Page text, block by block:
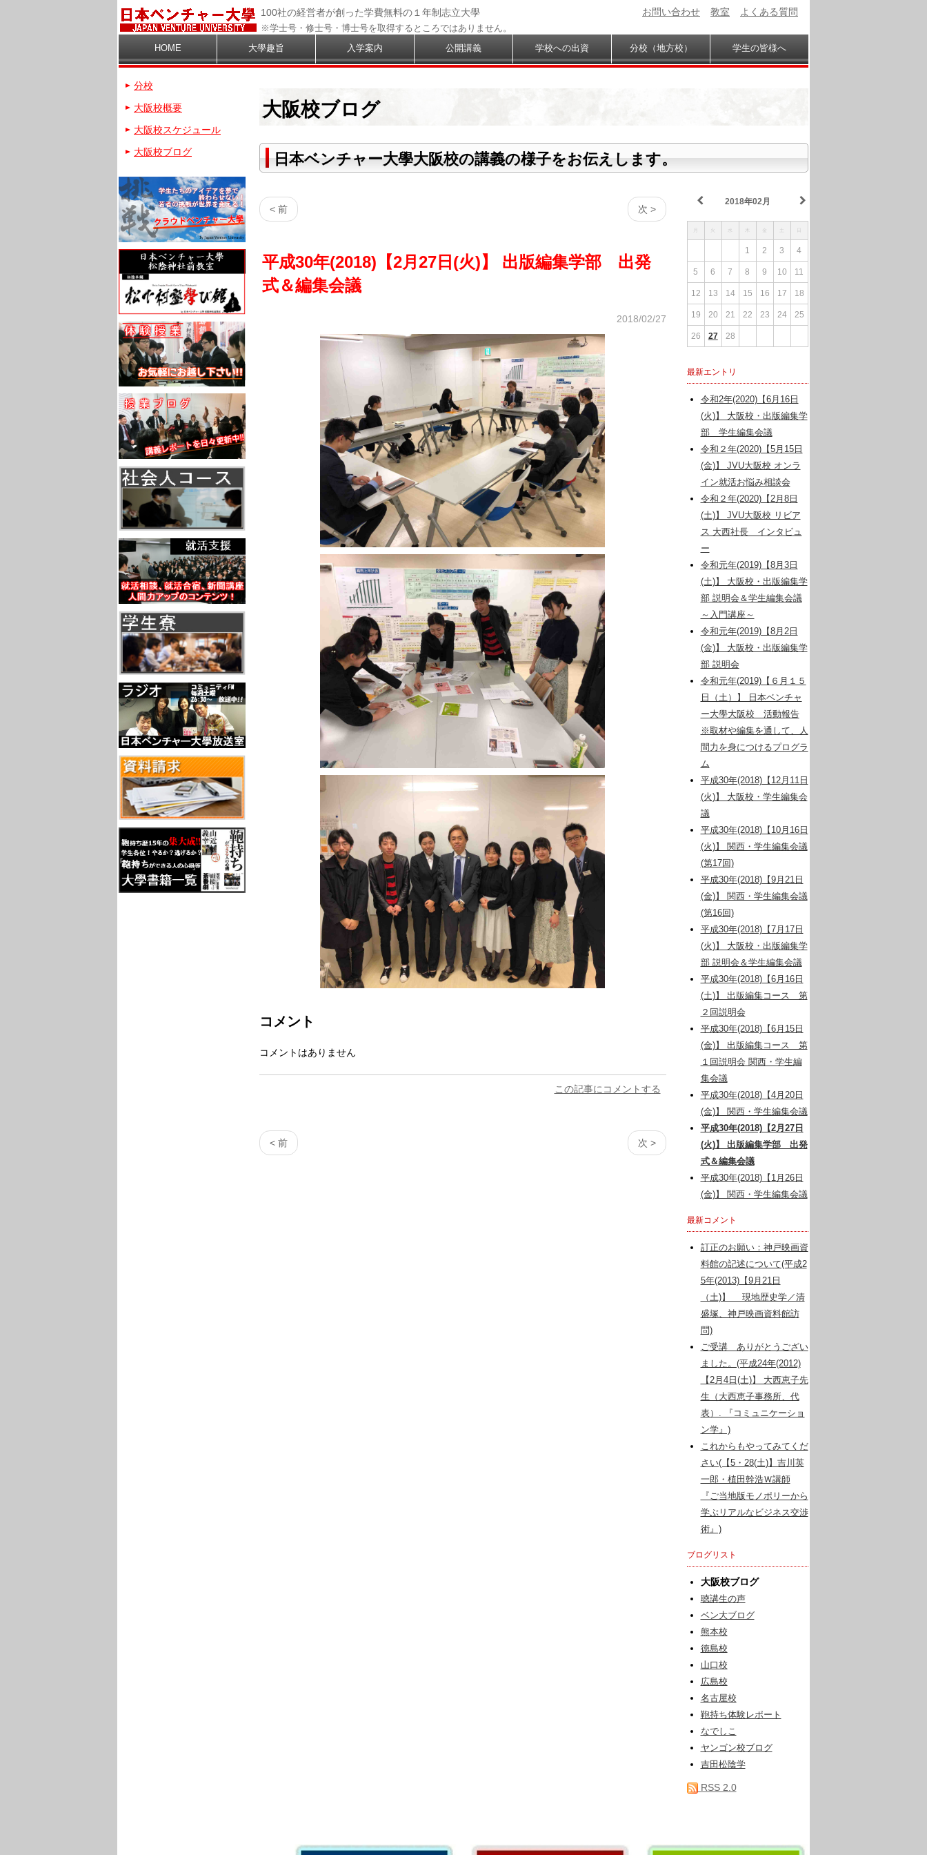
100社の経営者が創った学費無料の１年制志立大學
※学士号・修士号・博士号を取得するところではありません。
お問い合わせ 教室 よくある質問
HOME 大學趣旨 入学案内 公開講義 学校への出資 分校（地方校） 学生の皆様へ
大阪校ブログ
日本ベンチャー大學大阪校の講義の様子をお伝えします。
< 前 次 >
平成30年(2018)【2月27日(火)】 出版編集学部 出発
式＆編集会議
2018/02/27
コメント
コメントはありません
この記事にコメントする
< 前 次 >
2018年02月
1 2 3 4
5 6 7 8 9 10 11
12 13 14 15 16 17 18
19 20 21 22 23 24 25
26 27 28
最新エントリ
令和2年(2020)【6月16日
(火)】 大阪校・出版編集学
部 学生編集会議
令和２年(2020)【5月15日
(金)】 JVU大阪校 オンラ
イン就活お悩み相談会
令和２年(2020)【2月8日
(土)】 JVU大阪校 リビア
ス 大西社長 インタビュ
ー
令和元年(2019)【8月3日
(土)】 大阪校・出版編集学
部 説明会＆学生編集会議
～入門講座～
令和元年(2019)【8月2日
(金)】 大阪校・出版編集学
部 説明会
令和元年(2019)【６月１５
日（土）】 日本ベンチャ
ー大學大阪校 活動報告
※取材や編集を通して、人
間力を身につけるプログラ
ム
平成30年(2018)【12月11日
(火)】 大阪校・学生編集会
議
平成30年(2018)【10月16日
(火)】 関西・学生編集会議
(第17回)
平成30年(2018)【9月21日
(金)】 関西・学生編集会議
(第16回)
平成30年(2018)【7月17日
(火)】 大阪校・出版編集学
部 説明会＆学生編集会議
平成30年(2018)【6月16日
(土)】 出版編集コース 第
２回説明会
平成30年(2018)【6月15日
(金)】 出版編集コース 第
１回説明会 関西・学生編
集会議
平成30年(2018)【4月20日
(金)】 関西・学生編集会議
平成30年(2018)【2月27日
(火)】 出版編集学部 出発
式＆編集会議
平成30年(2018)【1月26日
(金)】 関西・学生編集会議
最新コメント
訂正のお願い：神戸映画資
料館の記述について(平成2
5年(2013)【9月21日
（土)】 現地歴史学／清
盛塚、神戸映画資料館訪
問)
ご受講 ありがとうござい
ました。(平成24年(2012)
【2月4日(土)】 大西恵子先
生（大西恵子事務所、代
表）. 『コミュニケーショ
ン学』)
これからもやってみてくだ
さい(【5・28(土)】吉川英
一郎・植田幹浩Ｗ講師
『ご当地版モノポリーから
学ぶリアルなビジネス交渉
術』)
ブログリスト
大阪校ブログ
聴講生の声
ベン大ブログ
熊本校
徳島校
山口校
広島校
名古屋校
鞄持ち体験レポート
なでしこ
ヤンゴン校ブログ
吉田松陰学
RSS 2.0
分校
大阪校概要
大阪校スケジュール
大阪校ブログ